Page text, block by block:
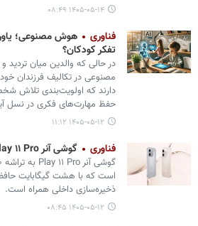
۱۴۰۵-۰۵-۱۴ ۰۸:۴۹
فناوری
هوش مصنوعی؛ یاور
تفکر کودکان؟
در حالی که والدین میان تردید
مصنوعی در تکالیف فرزندان خود
دارند که اولویت‌بندی تلاش
حفظ مهارت‌های فکری در نسل
۱۴۰۵-۰۵-۱۲ ۱۱:۱۲
فناوری گوشی آنر Play ۱۱ Pro چه مشخصاتی دارد؟
ذخیره‌سازی داخلی همراه است.
۱۴۰۵-۰۵-۱۲ ۰۸:۴۵